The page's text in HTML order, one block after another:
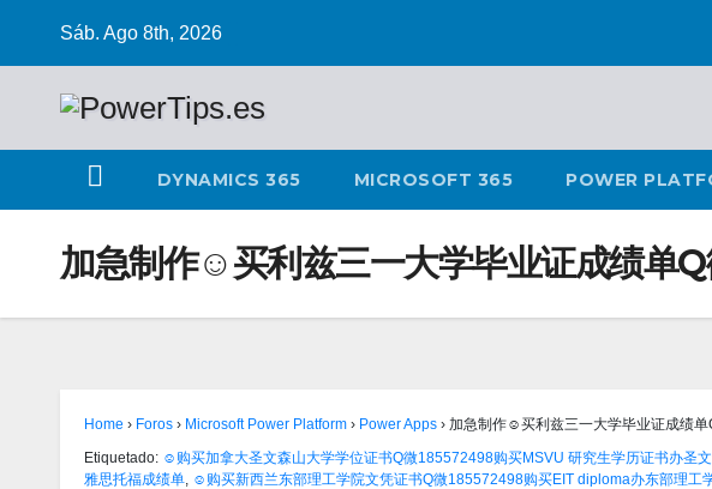
Sáb. Ago 8th, 2026
DYNAMICS 365 MICROSOFT 365 POWER
加急制作☺买利兹三一大学毕业证成绩单
Home › Foros › Microsoft Power Platform › Power Apps › 加急制作☺买利兹三一大学毕业证成绩单
Etiquetado: ☺购买加拿大圣文森山大学学位证书Q微185572498购买MSVU 研究生学历证书办圣
雅思托福成绩单, ☺购买新西兰东部理工学院文凭证书Q微185572498购买EIT diploma办东部理工